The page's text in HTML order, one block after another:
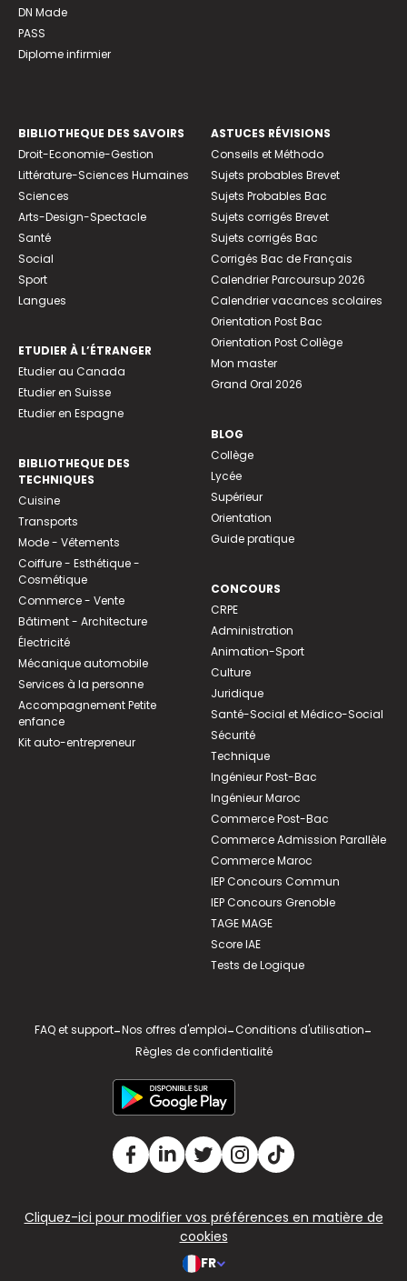
DN Made
PASS
Diplome infirmier
BIBLIOTHEQUE DES SAVOIRS
Droit-Economie-Gestion
Littérature-Sciences Humaines
Sciences
Arts-Design-Spectacle
Santé
Social
Sport
Langues
ETUDIER À L’ÉTRANGER
Etudier au Canada
Etudier en Suisse
Etudier en Espagne
BIBLIOTHEQUE DES
TECHNIQUES
Cuisine
Transports
Mode - Vêtements
Coiffure - Esthétique -
Cosmétique
Commerce - Vente
Bâtiment - Architecture
Électricité
Mécanique automobile
Services à la personne
Accompagnement Petite
enfance
Kit auto-entrepreneur
ASTUCES RÉVISIONS
Conseils et Méthodo
Sujets probables Brevet
Sujets Probables Bac
Sujets corrigés Brevet
Sujets corrigés Bac
Corrigés Bac de Français
Calendrier Parcoursup 2026
Calendrier vacances scolaires
Orientation Post Bac
Orientation Post Collège
Mon master
Grand Oral 2026
BLOG
Collège
Lycée
Supérieur
Orientation
Guide pratique
CONCOURS
CRPE
Administration
Animation-Sport
Culture
Juridique
Santé-Social et Médico-Social
Sécurité
Technique
Ingénieur Post-Bac
Ingénieur Maroc
Commerce Post-Bac
Commerce Admission Parallèle
Commerce Maroc
IEP Concours Commun
IEP Concours Grenoble
TAGE MAGE
Score IAE
Tests de Logique
FAQ et support-Nos offres d'emploi-Conditions d'utilisation-
Règles de confidentialité
Cliquez-ici pour modifier vos préférences en matière de
cookies
FR